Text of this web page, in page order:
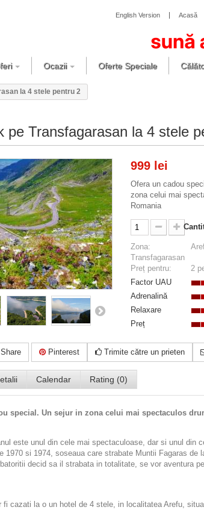
Acasă
English Version
Ocazii Oferte Speciale
la 4 stele pentru 2
pe Transfagarasan la 4 stele
999 lei
Ofera un cadou
zona celui mai
Romania
Zona:
Transfagarasan
Preț pentru:
2
Factor UAU
Adrenalină
Relaxare
Preț
Share Pinterest Trimite către un prieten
Calendar Rating (0)
special. Un sejur in zona celui mai spectaculos
este unul din cele mai spectaculoase, dar si unul din
1970 si 1974, soseaua care strabate Muntii Fagaras de
decid sa il strabata in totalitate, se vor aventura
fi cazati la o un hotel de 4 stele, in localitatea Arefu,